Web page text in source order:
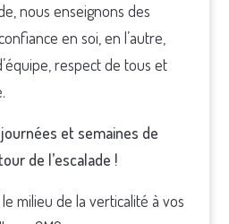
nous enseignons des
en soi, en l’autre,
respect de tous et
et semaines de
de l’escalade !
milieu de la verticalité à vos